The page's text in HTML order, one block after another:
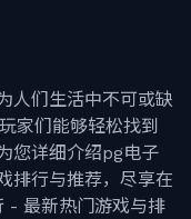
人们生活中不可或缺
家们能够轻松找到
您详细介绍pg电子
排行与推荐，尽享在
- 最新热门游戏与排